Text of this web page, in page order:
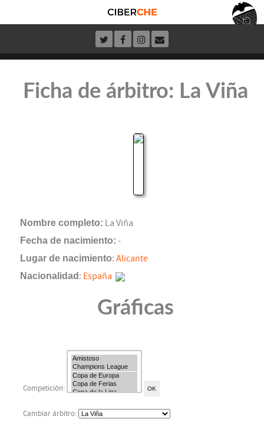
Ficha de árbitro: La Viña
Nombre completo: La Viña
Fecha de nacimiento: -
Lugar de nacimiento: Alicante
Nacionalidad : España
Gráficas
Competición:
Cambiar árbitro: